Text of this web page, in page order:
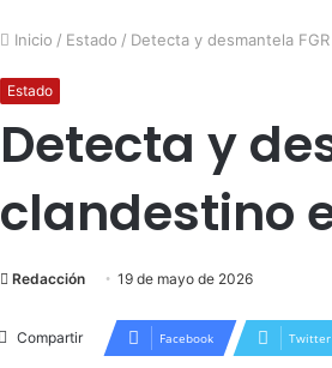
Inicio / Estado / Detecta y desmantela
Estado
Detecta y
clandestino
Redacción 19 de mayo de 2026
Compartir Facebook Twitter